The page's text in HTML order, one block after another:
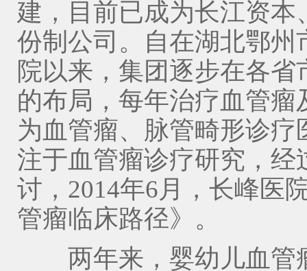
建，目前已成为长江资
份制公司。自在湖北鄂
院以来，集团逐步在各
的布局，每年治疗血管
为血管瘤、脉管畸形诊
注于血管瘤诊疗研究，
讨，2014年6月，长峰医
管瘤临床路径》。
两年来，婴幼儿血管